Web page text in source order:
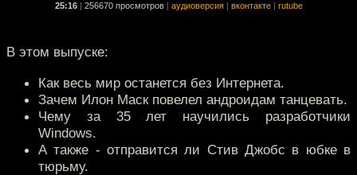
25:16 256670 просмотров аудиоверсия вконтакте rutube
В этом выпуске:
Как весь мир останется без Интернета.
Зачем Илон Маск повелел андроидам танцевать.
Чему за 35 лет научились разработчики
Windows.
А также - отправится ли Стив Джобс в юбке в
тюрьму.